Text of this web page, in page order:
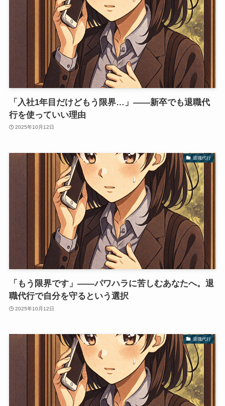
「入社1年目だけどもう限界…」――新卒でも退職代
行を使っていい理由
2025年10月12日
退職代行
「もう限界です」――パワハラに苦しむあなたへ。退
職代行で自分を守るという選択
2025年10月12日
退職代行